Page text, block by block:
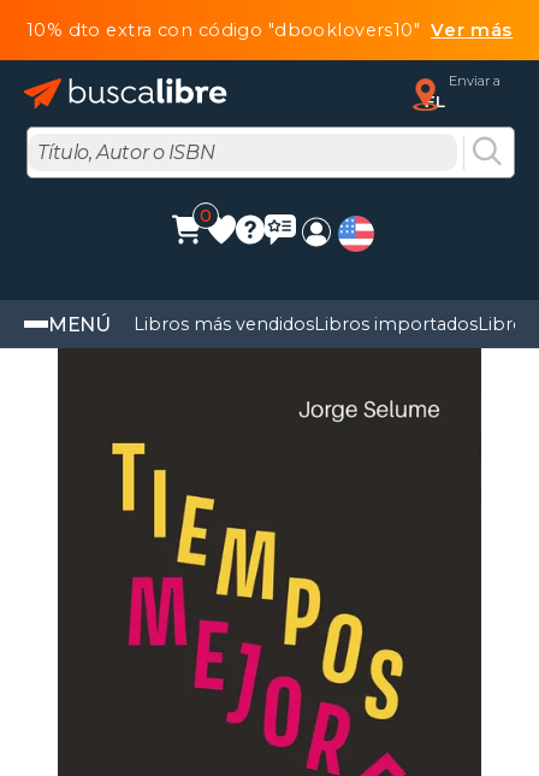
10% dto extra con código "dbooklovers10"Ver más
Enviar a
FL
0
MENÚ Libros más vendidosLibros importadosLibros